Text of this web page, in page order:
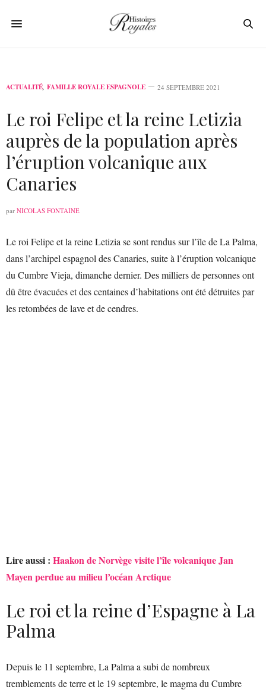
ACTUALITÉ, FAMILLE ROYALE ESPAGNOLE 24 SEPTEMBRE 2021
Le roi Felipe et la reine Letizia
auprès de la population après
l’éruption volcanique aux
Canaries
par NICOLAS FONTAINE
Le roi Felipe et la reine Letizia se sont rendus sur l’île de La Palma,
dans l’archipel espagnol des Canaries, suite à l’éruption volcanique
du Cumbre Vieja, dimanche dernier. Des milliers de personnes ont
dû être évacuées et des centaines d’habitations ont été détruites par
les retombées de lave et de cendres.
Lire aussi : Haakon de Norvège visite l’île volcanique Jan
Mayen perdue au milieu l’océan Arctique
Le roi et la reine d’Espagne à La
Palma
Depuis le 11 septembre, La Palma a subi de nombreux
tremblements de terre et le 19 septembre, le magma du Cumbre